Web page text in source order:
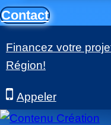
Contact
Financez votre
Région!
Appeler